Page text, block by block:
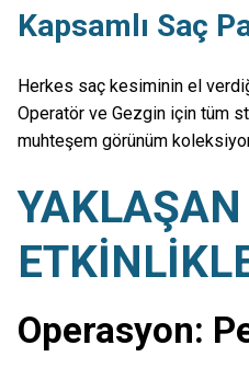
Kapsamlı Saç
Herkes saç kesiminin el
Operatör ve Gezgin için tüm
muhteşem görünüm
YAKLAŞAN
Operasyon: